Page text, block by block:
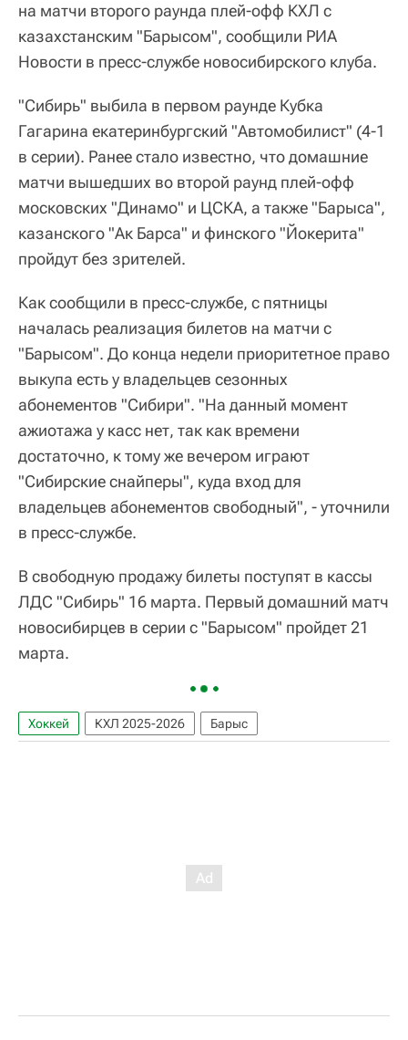
на матчи второго раунда плей-офф КХЛ с
казахстанским "Барысом", сообщили РИА
Новости в пресс-службе новосибирского клуба.
"Сибирь" выбила в первом раунде Кубка
Гагарина екатеринбургский "Автомобилист" (4-1
в серии). Ранее стало известно, что домашние
матчи вышедших во второй раунд плей-офф
московских "Динамо" и ЦСКА, а также "Барыса",
казанского "Ак Барса" и финского "Йокерита"
пройдут без зрителей.
Как сообщили в пресс-службе, с пятницы
началась реализация билетов на матчи с
"Барысом". До конца недели приоритетное право
выкупа есть у владельцев сезонных
абонементов "Сибири". "На данный момент
ажиотажа у касс нет, так как времени
достаточно, к тому же вечером играют
"Сибирские снайперы", куда вход для
владельцев абонементов свободный", - уточнили
в пресс-службе.
В свободную продажу билеты поступят в кассы
ЛДС "Сибирь" 16 марта. Первый домашний матч
новосибирцев в серии с "Барысом" пройдет 21
марта.
Хоккей КХЛ 2025-2026 Барыс